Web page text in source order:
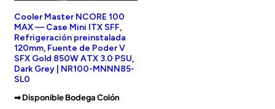
Cooler Master NCORE 100
MAX — Case Mini ITX SFF,
Refrigeración preinstalada
120mm, Fuente de Poder V
SFX Gold 850W ATX 3.0 PSU,
Dark Grey | NR100-MNNN85-
SL0
➡︎ Disponible Bodega Colón